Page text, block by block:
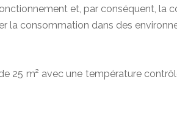
et, par conséquent, la
la consommation dans des
m² avec une température